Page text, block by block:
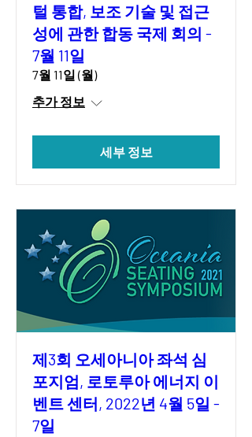
털 통합, 보조 기술 및 접근
성에 관한 합동 국제 회의 -
7월 11일
7월 11일 (월)
추가 정보
세부 정보
제3회 오세아니아 좌석 심
포지엄, 로토루아 에너지 이
벤트 센터, 2022년 4월 5일 -
7일